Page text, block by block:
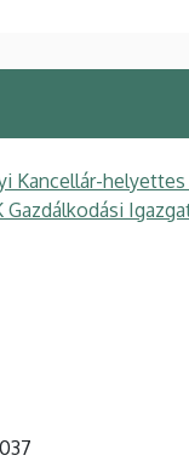
Kancellár-